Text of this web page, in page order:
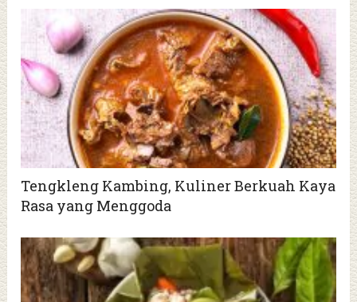
Tengkleng Kambing, Kuliner Berkuah Kaya
Rasa yang Menggoda